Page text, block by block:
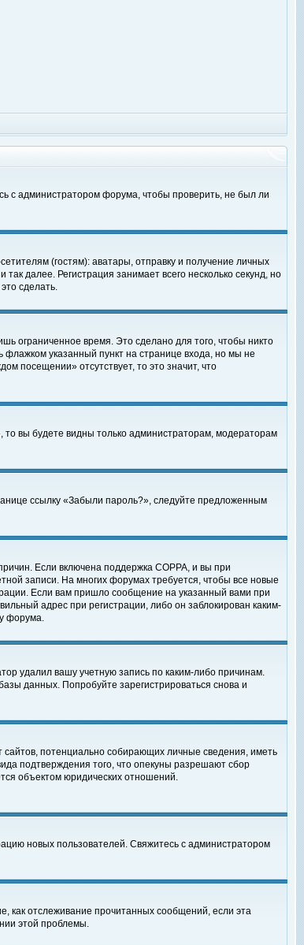
с администратором форума, чтобы проверить, не был ли
(гостям): аватары, отправку и получение личных
далее. Регистрация занимает всего несколько секунд, но
сделать.
ограниченное время. Это сделано для того, чтобы никто
флажком указанный пункт на странице входа, но мы не
посещении» отсутствует, то это значит, что
вы будете видны только администраторам, модераторам
ссылку «Забыли пароль?», следуйте предложенным
Если включена поддержка COPPA, и вы при
записи. На многих форумах требуется, чтобы все новые
Если вам пришло сообщение на указанный вами при
адрес при регистрации, либо он заблокирован каким-
форума.
удалил вашу учетную запись по каким-либо причинам.
данных. Попробуйте зарегистрироваться снова и
потенциально собирающих личные сведения, иметь
подтверждения того, что опекуны разрешают сбор
объектом юридических отношений.
новых пользователей. Свяжитесь с администратором
как отслеживание прочитанных сообщений, если эта
этой проблемы.